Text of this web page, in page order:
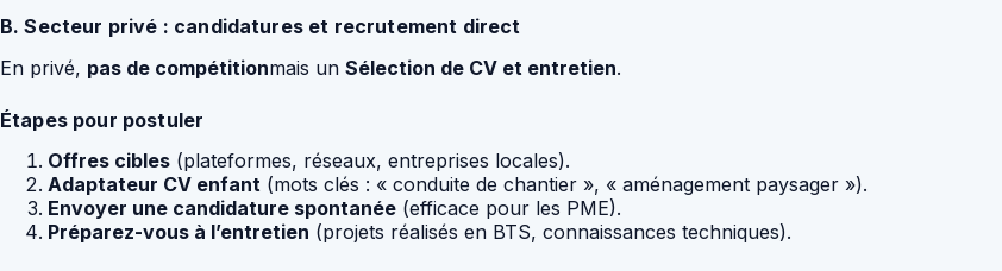
B. Secteur privé : candidatures et recrutement direct
En privé, pas de compétitionmais un Sélection de CV et entretien.
Étapes pour postuler
Offres cibles (plateformes, réseaux, entreprises locales).
Adaptateur CV enfant (mots clés : « conduite de chantier », « aménagement paysager »).
Envoyer une candidature spontanée (efficace pour les PME).
Préparez-vous à l’entretien (projets réalisés en BTS, connaissances techniques).